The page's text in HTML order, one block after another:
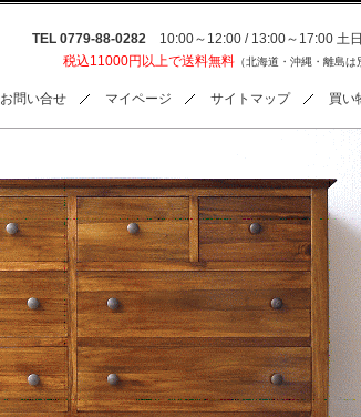
TEL 0779-88-0282 10:00～12:00 / 13:00～17:00 土
税込11000円以上で送料無料 （北海道・沖縄・離島は
お問い合せ マイページ サイトマップ 買い